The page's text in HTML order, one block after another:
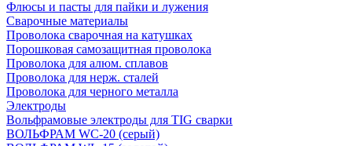
Флюсы и пасты для пайки и лужения
Сварочные материалы
Проволока сварочная на катушках
Порошковая самозащитная проволока
Проволока для алюм. сплавов
Проволока для нерж. сталей
Проволока для черного металла
Электроды
Вольфрамовые электроды для TIG сварки
ВОЛЬФРАМ WC-20 (серый)